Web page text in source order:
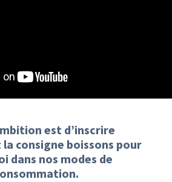
est d’inscrire
consigne boissons pour
​dans nos modes de